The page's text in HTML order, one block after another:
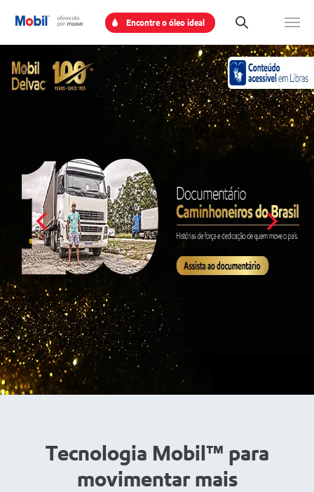
Encontre o óleo ideal
Tecnologia Mobil™ para
movimentar mais